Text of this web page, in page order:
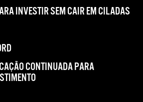
INVESTIR SEM CAIR EM CILADAS
CONTINUADA PARA